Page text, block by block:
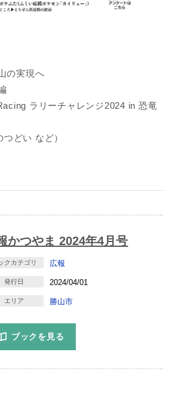
の実現へ
ラリーチャレンジ2024 in 恐竜
どい など）
かつやま 2024年4月号
クカテゴリ 広報
発行日 2024/04/01
エリア 勝山市
ブックを見る